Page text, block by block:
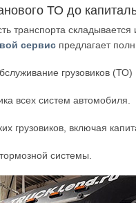
ТО до
транспорта складывается
сервис предлагает
грузовиков
всех систем автомобиля.
грузовиков, включая
системы.